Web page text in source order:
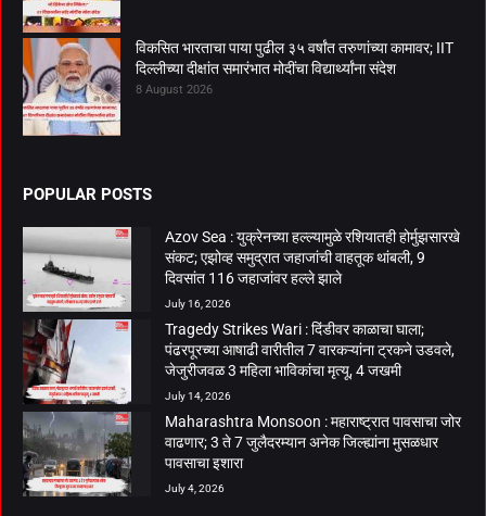
विकसित भारताचा पाया पुढील ३५ वर्षांत तरुणांच्या कामावर; IIT
दिल्लीच्या दीक्षांत समारंभात मोदींचा विद्यार्थ्यांना संदेश
8 August 2026
POPULAR POSTS
Azov Sea : युक्रेनच्या हल्ल्यामुळे रशियातही होर्मुझसारखे
संकट; एझोव्ह समुद्रात जहाजांची वाहतूक थांबली, 9
दिवसांत 116 जहाजांवर हल्ले झाले
July 16, 2026
Tragedy Strikes Wari : दिंडीवर काळाचा घाला;
पंढरपूरच्या आषाढी वारीतील 7 वारकऱ्यांना ट्रकने उडवले,
जेजुरीजवळ 3 महिला भाविकांचा मृत्यू, 4 जखमी
July 14, 2026
Maharashtra Monsoon : महाराष्ट्रात पावसाचा जोर
वाढणार; 3 ते 7 जुलैदरम्यान अनेक जिल्ह्यांना मुसळधार
पावसाचा इशारा
July 4, 2026